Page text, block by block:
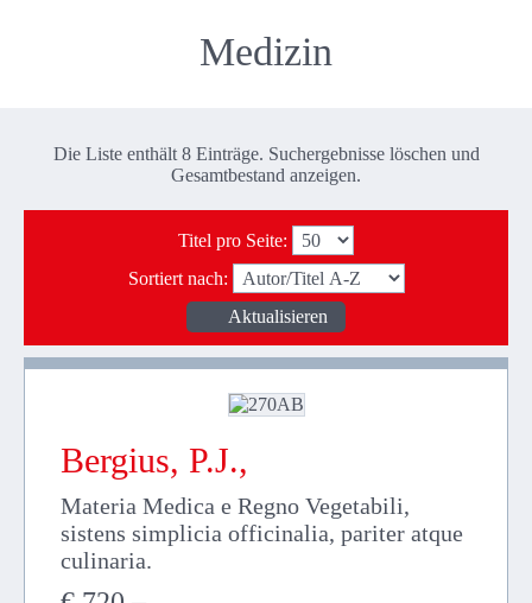
Medizin
Die Liste enthält 8 Einträge. Suchergebnisse löschen und
Gesamtbestand anzeigen.
Titel pro Seite:
Sortiert nach:
Bergius, P.J.,
Materia Medica e Regno Vegetabili,
sistens simplicia officinalia, pariter atque
culinaria.